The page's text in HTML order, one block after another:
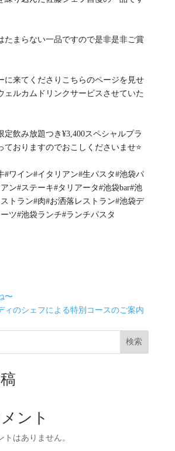
たまらない一品ですので是非是非ご賞
に来てくださりこちらのページを見せ
ェルカムドリンクサービスさせていた
定飲み放題つき¥3,400スペシャルプラ
ておりますのでおこしくださいませ⭐️‍
#ワイン#イタリアン#生パスタ#池袋パ
ン#ステーキ#タリアータ#池袋bar#池
トラン#肉#お洒落レストラン#池袋デ
ツ#池袋ランチ#ランチパスタ
〜
ィのシェフによる特別コースのご案内
検索
ント
はありません。